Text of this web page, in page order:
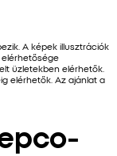
A képek illusztrációk
üzletekben elérhetők.
elérhetők. Az ajánlat a